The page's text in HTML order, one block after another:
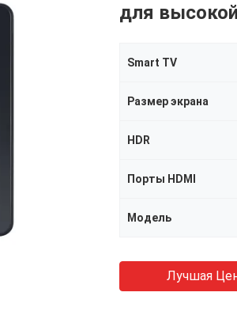
для
Smart TV
Размер экрана
HDR
Порты HDMI
Модель
Лучшая